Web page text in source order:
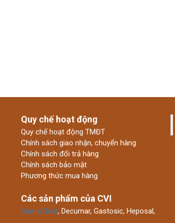
Quy chế hoạt động
Quy chế hoạt động TMĐT
Chính sách giao nhận, chuyển hàng
Chính sách đổi trả hàng
Chính sách bảo mật
Phương thức mua hàng
Các sản phẩm của CVI
CumarGold, Decumar, Gastosic, Heposal,